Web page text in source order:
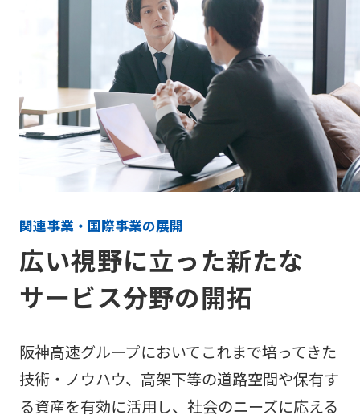
関連事業・国際事業の展開
広い視野に立った新たな
サービス分野の開拓
阪神高速グループにおいてこれまで培ってきた
技術・ノウハウ、高架下等の道路空間や保有す
る資産を有効に活用し、社会のニーズに応える